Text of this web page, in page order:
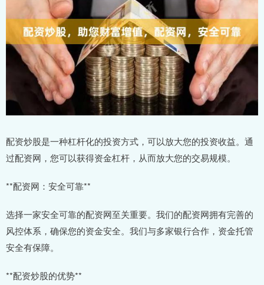
配资炒股是一种杠杆化的投资方式，可以放大您的投资收益。通
过配资网，您可以获得资金杠杆，从而放大您的交易规模。
**配资网：安全可靠**
选择一家安全可靠的配资网至关重要。我们的配资网拥有完善的
风控体系，确保您的资金安全。我们与多家银行合作，资金托管
安全有保障。
**配资炒股的优势**